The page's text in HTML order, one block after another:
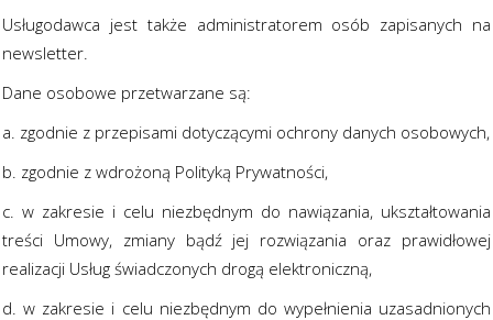
Usługodawca jest także administratorem osób zapisanych na
newsletter.
Dane osobowe przetwarzane są:
a. zgodnie z przepisami dotyczącymi ochrony danych osobowych,
b. zgodnie z wdrożoną Polityką Prywatności,
c. w zakresie i celu niezbędnym do nawiązania, ukształtowania
treści Umowy, zmiany bądź jej rozwiązania oraz prawidłowej
realizacji Usług świadczonych drogą elektroniczną,
d. w zakresie i celu niezbędnym do wypełnienia uzasadnionych